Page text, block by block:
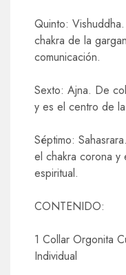
Quinto:
chakra de la
comunicación.
Sexto: Ajna. De
y es el centro de
Séptimo:
el chakra corona
espiritual.
CONTENIDO:
1 Collar Orgonita
Individual